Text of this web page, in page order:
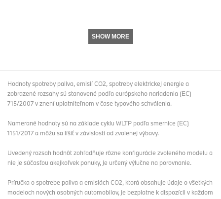
SHOW MORE
Hodnoty spotreby paliva, emisií CO2, spotreby elektrickej energie a
zobrazené rozsahy sú stanovené podľa európskeho nariadenia (EC)
715/2007 v znení uplatniteľnom v čase typového schválenia.
Namerané hodnoty sú na základe cyklu WLTP podľa smernice (EC)
1151/2017 a môžu sa líšiť v závislosti od zvolenej výbavy.
Uvedený rozsah hodnôt zohľadňuje rôzne konfigurácie zvoleného modelu a
nie je súčasťou akejkoľvek ponuky, je určený výlučne na porovnanie.
Príručka o spotrebe paliva a emisiách CO2, ktorá obsahuje údaje o všetkých
modeloch nových osobných automobilov, je bezplatne k dispozícii v každom